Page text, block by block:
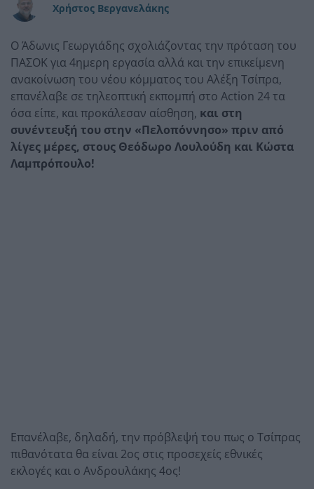
Χρήστος Βεργανελάκης
Ο Άδωνις Γεωργιάδης σχολιάζοντας την πρόταση του
ΠΑΣΟΚ για 4ημερη εργασία αλλά και την επικείμενη
ανακοίνωση του νέου κόμματος του Αλέξη Τσίπρα,
επανέλαβε σε τηλεοπτική εκπομπή στο Action 24 τα
όσα είπε, και προκάλεσαν αίσθηση, και στη
συνέντευξή του στην «Πελοπόννησο» πριν από
λίγες μέρες, στους Θεόδωρο Λουλούδη και Κώστα
Λαμπρόπουλο!
Επανέλαβε, δηλαδή, την πρόβλεψή του πως ο Τσίπρας
πιθανότατα θα είναι 2ος στις προσεχείς εθνικές
εκλογές και ο Ανδρουλάκης 4ος!